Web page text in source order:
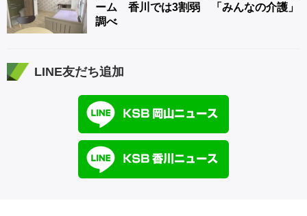
ーム 香川では3割弱 「みんなの介護」
調べ
LINE友だち追加